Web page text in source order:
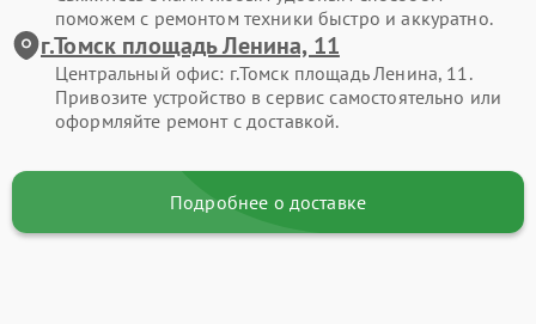
поможем с ремонтом техники быстро и аккуратно.
г.Томск площадь Ленина, 11
Центральный офис: г.Томск площадь Ленина, 11.
Привозите устройство в сервис самостоятельно или
оформляйте ремонт с доставкой.
Подробнее о доставке